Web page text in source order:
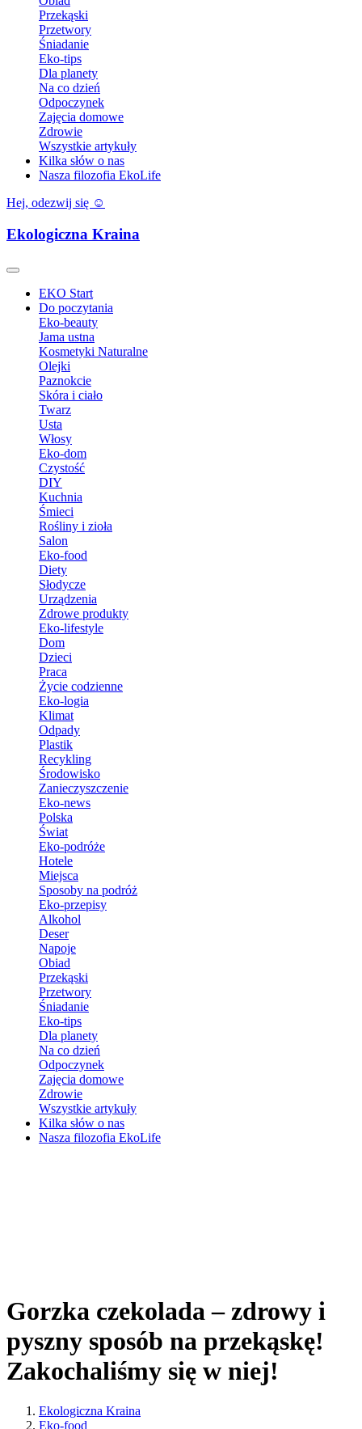
Przekąski
Przetwory
Śniadanie
Eko-tips
Dla planety
Na co dzień
Odpoczynek
Zajęcia domowe
Zdrowie
Wszystkie artykuły
Kilka słów o nas
Nasza filozofia EkoLife
Hej, odezwij się ☺️
Ekologiczna Kraina
EKO Start
Do poczytania
Eko-beauty
Jama ustna
Kosmetyki Naturalne
Olejki
Paznokcie
Skóra i ciało
Twarz
Usta
Włosy
Eko-dom
Czystość
DIY
Kuchnia
Śmieci
Rośliny i zioła
Salon
Eko-food
Diety
Słodycze
Urządzenia
Zdrowe produkty
Eko-lifestyle
Dom
Dzieci
Praca
Życie codzienne
Eko-logia
Klimat
Odpady
Plastik
Recykling
Środowisko
Zanieczyszczenie
Eko-news
Polska
Świat
Eko-podróże
Hotele
Miejsca
Sposoby na podróż
Eko-przepisy
Alkohol
Deser
Napoje
Obiad
Przekąski
Przetwory
Śniadanie
Eko-tips
Dla planety
Na co dzień
Odpoczynek
Zajęcia domowe
Zdrowie
Wszystkie artykuły
Kilka słów o nas
Nasza filozofia EkoLife
Gorzka czekolada – zdrowy i
pyszny sposób na przekąskę!
Zakochaliśmy się w niej!
Ekologiczna Kraina
Eko-food